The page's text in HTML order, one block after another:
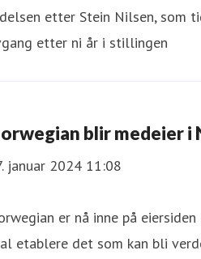
etter Stein Nilsen, som
etter ni år i stillingen
blir medeier i
januar 2024 11:08
er nå inne på
etablere det som kan bli